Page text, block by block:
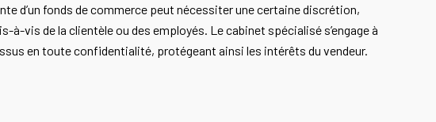
d’un fonds de commerce peut nécessiter une certaine discrétion,
à-vis de la clientèle ou des employés. Le cabinet spécialisé s’engage à
en toute confidentialité, protégeant ainsi les intérêts du vendeur.